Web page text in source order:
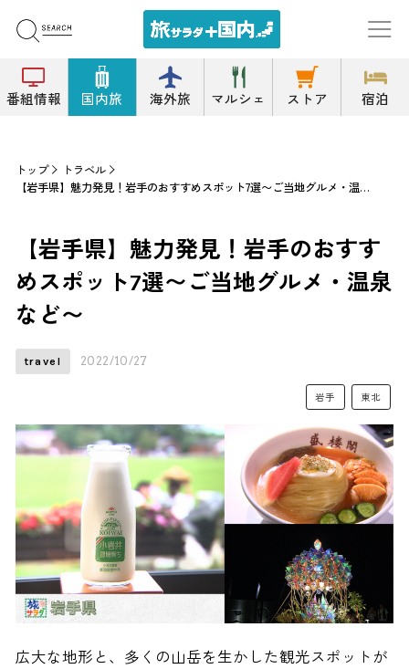
番組情報 国内旅 海外旅 マルシェ ストア 宿泊
トップ
トラベル
【岩手県】魅力発見！岩手のおすすめスポット7選〜ご当地グルメ・温泉など〜
【岩手県】魅力発見！岩手のおすす
めスポット7選〜ご当地グルメ・温泉
など〜
travel 2022/10/27
岩手 東北
広大な地形と、多くの山岳を生かした観光スポットが